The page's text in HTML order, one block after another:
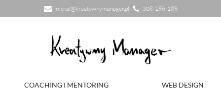
michal@kreatywnymanager.pl 508-186-188
COACHING I MENTORING
WEB DESIGN